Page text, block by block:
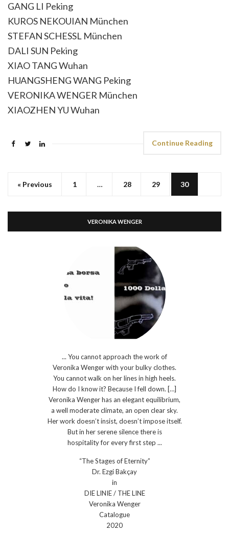
GANG LI Peking
KUROS NEKOUIAN München
STEFAN SCHESSL München
DALI SUN Peking
XIAO TANG Wuhan
HUANGSHENG WANG Peking
VERONIKA WENGER München
XIAOZHEN YU Wuhan
Continue Reading
« Previous 1 … 28 29 30
VERONIKA WENGER
... You cannot approach the work of
Veronika Wenger with your bulky clothes.
You cannot walk on her lines in high heels.
How do I know it? Because I fell down. […]
Veronika Wenger has an elegant equilibrium,
a well moderate climate, an open clear sky.
Her work doesn’t insist, doesn’t impose itself.
But in her serene silence there is
hospitality for every first step ...
“The Stages of Eternity”
Dr. Ezgi Bakçay
in
DIE LINIE / THE LINE
Veronika Wenger
Catalogue
2020